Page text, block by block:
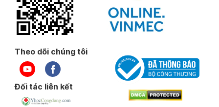
Ngày 17-07-2023
Ngày 17-07-2023
BS Chinh rất quan tâm đến bé
Theo dõi chúng tôi
Đối tác liên kết